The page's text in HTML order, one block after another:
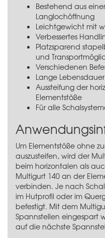
Bestehend aus
Langlochöffnung
Leichtgewicht mit
Verbessertes
Platzsparend
und
Verschiedenen
Lange Lebensdauer
Aussteifung der
Elementstöße
Für alle
Um Elementstöße ohne
auszusteifen, wird der
beim horizontalen als
Multigurt 140 an der
verbinden. Je nach
im Hutprofil oder im
befestigt. Mit dem
Spannstellen eingespart
auf die nächste